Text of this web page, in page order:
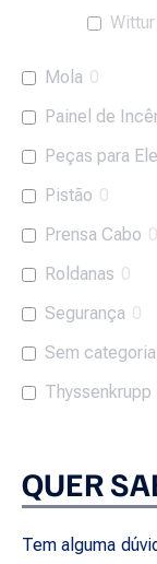
Wittur
Mola 0
Painel de
Peças para
Pistão 0
Prensa Cabo 0
Roldanas 0
Segurança 0
Sem categoria
Thyssenkrupp
QUER
Tem alguma